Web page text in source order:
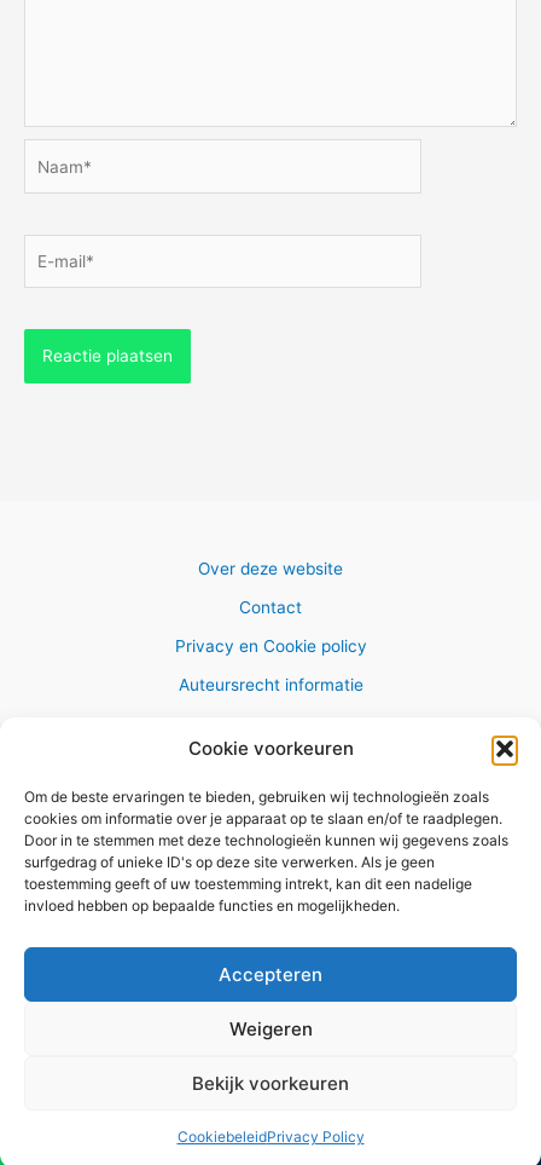
Cookie voorkeuren
Om de beste ervaringen te bieden, gebruiken wij technologieën zoals
cookies om informatie over je apparaat op te slaan en/of te raadplegen.
Door in te stemmen met deze technologieën kunnen wij gegevens zoals
surfgedrag of unieke ID's op deze site verwerken. Als je geen
toestemming geeft of uw toestemming intrekt, kan dit een nadelige
invloed hebben op bepaalde functies en mogelijkheden.
Accepteren
Weigeren
Bekijk voorkeuren
CookiebeleidPrivacy Policy
mail*
Over deze website
Contact
Privacy en Cookie policy
Auteursrecht informatie
Copyright © 2026 AlleWandelRoutes.nl
Vul hier je e-mail adres in om het
GRATIS wandelboekje te
ontvangen
Versturen